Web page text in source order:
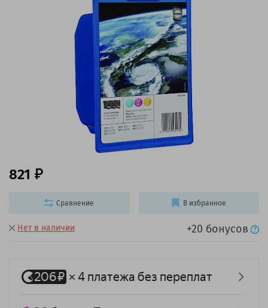
Нет в наличии +20 бонусов
821
Сравнение В избранное